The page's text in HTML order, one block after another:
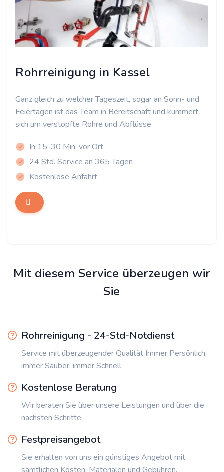
Rohrreinigung in Kassel
Ganz gleich zu welcher Tageszeit, sogar an Sonn- und
Feiertagen ist das Team in Bereitschaft und kümmert
sich um verstopfte Rohre und Abflüsse.
In 15-30 Min. vor Ort
24 Std. Service an 365 Tagen
Kostenlose Anfahrt
Mit diesem Service überzeugen wir
Sie
Rohrreinigung - 24-Std-Notdienst
Service mit überzeugender Qualität Immer Persönlich,
immer Sauber, immer Schnell.
Kostenlose Beratung
Wir beraten Sie über unsere Leistungen und über die
nächsten Schritte.
Festpreisangebot
Sie erhalten von uns ein günstiges Angebot mit